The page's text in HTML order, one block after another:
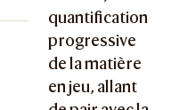
quantification
progressive
de la matière
en jeu, allant